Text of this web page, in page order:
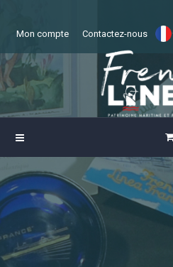
Mon compte Contactez-nous